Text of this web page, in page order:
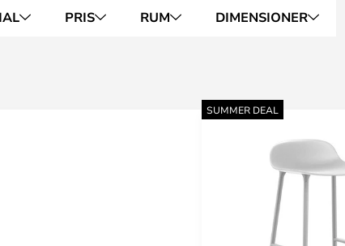
PRIS RUM DIMENSIONER
SUMMER DEAL